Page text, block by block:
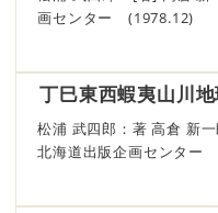
画センター (1978.12)
丁巳東西蝦夷山川
松浦 武四郎：著 高倉 新
北海道出版企画センタ